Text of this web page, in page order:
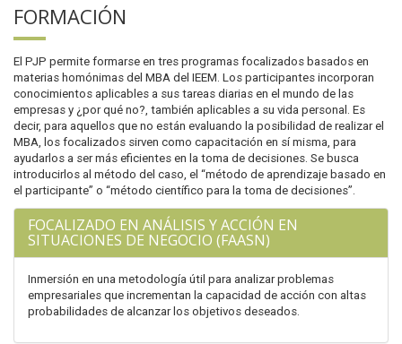
FORMACIÓN
El PJP permite formarse en tres programas focalizados basados en
materias homónimas del MBA del IEEM. Los participantes incorporan
conocimientos aplicables a sus tareas diarias en el mundo de las
empresas y ¿por qué no?, también aplicables a su vida personal. Es
decir, para aquellos que no están evaluando la posibilidad de realizar el
MBA, los focalizados sirven como capacitación en sí misma, para
ayudarlos a ser más eficientes en la toma de decisiones. Se busca
introducirlos al método del caso, el “método de aprendizaje basado en
el participante” o “método científico para la toma de decisiones”.
FOCALIZADO EN ANÁLISIS Y ACCIÓN EN
SITUACIONES DE NEGOCIO (FAASN)
Inmersión en una metodología útil para analizar problemas
empresariales que incrementan la capacidad de acción con altas
probabilidades de alcanzar los objetivos deseados.